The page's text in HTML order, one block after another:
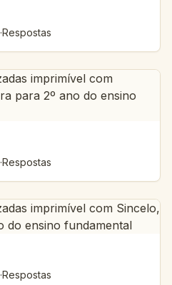
·Respostas
·Respostas
·Respostas